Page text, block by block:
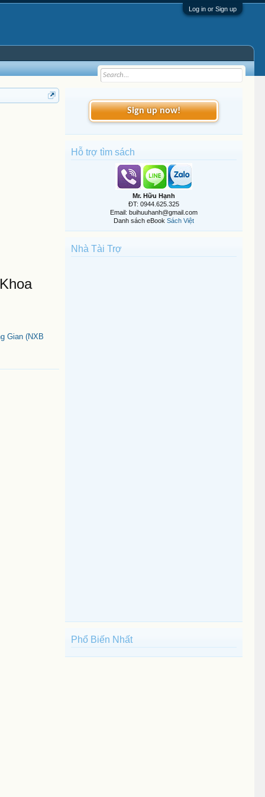
Log in or Sign up
Gian (NXB
Sign up now!
Hỗ trợ tìm sách
Mr. Hữu Hạnh
ĐT: 0944.625.325
Email: buihuuhanh@gmail.com
Danh sách eBook Sách Việt
Nhà Tài Trợ
Phổ Biến Nhất